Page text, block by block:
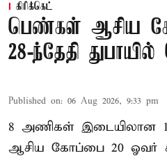
கிரிக்கெட்
பெண்கள் ஆசிய
28-ந்தேதி
Published on: 06 Aug 2026, 9:33 pm
8 அணிகள் இடையிலான
ஆசிய கோப்பை 20 ஓவர்